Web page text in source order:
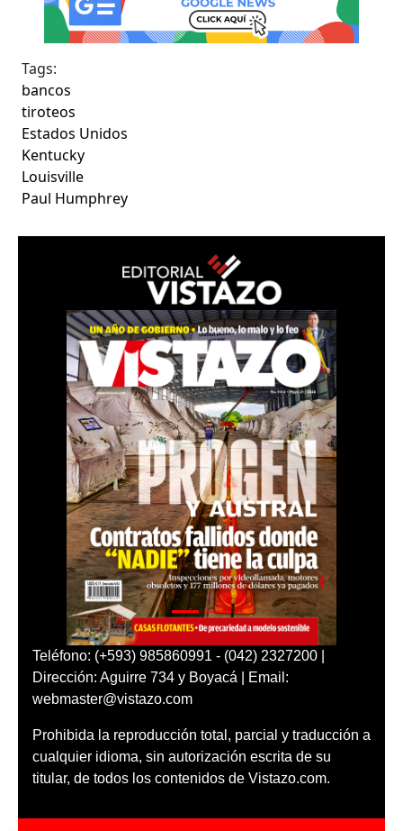
Tags:
bancos
tiroteos
Estados Unidos
Kentucky
Louisville
Paul Humphrey
Teléfono: (+593) 985860991 - (042) 2327200 |
Dirección: Aguirre 734 y Boyacá | Email:
webmaster@vistazo.com
Prohibida la reproducción total, parcial y traducción a
cualquier idioma, sin autorización escrita de su
titular, de todos los contenidos de Vistazo.com.